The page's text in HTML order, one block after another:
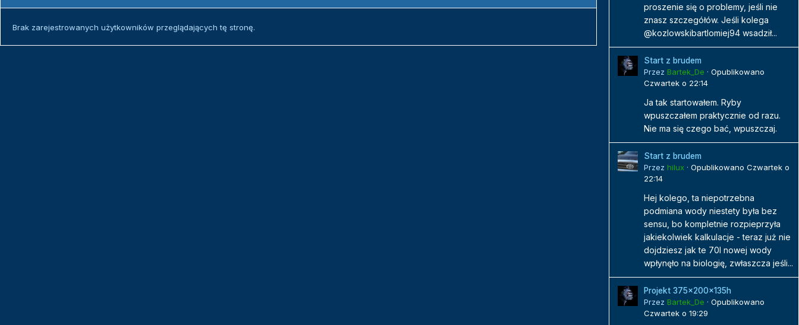
Brak zarejestrowanych użytkowników przeglądających tę stronę.
proszenie się o problemy, jeśli nie
znasz szczegółów. Jeśli kolega
@kozlowskibartlomiej94 wsadził...
Start z brudem
Przez Bartek_De · Opublikowano
Czwartek o 22:14
Ja tak startowałem. Ryby
wpuszczałem praktycznie od razu.
Nie ma się czego bać, wpuszczaj.
Start z brudem
Przez hilux · Opublikowano Czwartek o
22:14
Hej kolego, ta niepotrzebna
podmiana wody niestety była bez
sensu, bo kompletnie rozpieprzyła
jakiekolwiek kalkulacje - teraz już nie
dojdziesz jak te 70l nowej wody
wpłynęło na biologię, zwłaszcza jeśli...
Projekt 375x200x135h
Przez Bartek_De · Opublikowano
Czwartek o 19:29